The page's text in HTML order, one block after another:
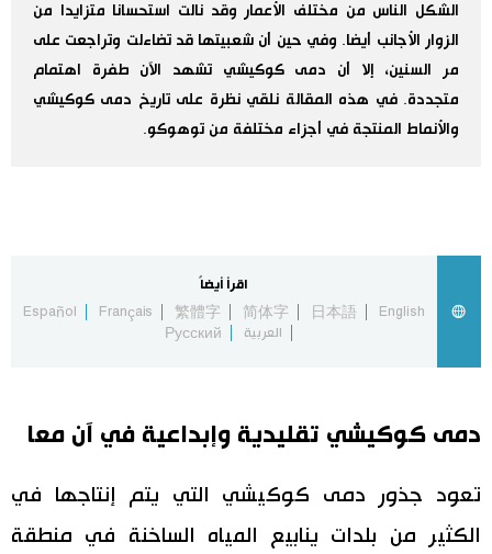
الأقسام
صور
أشخاص
سياسة
اقتصاد
ثقافة
لايف ستايل
الأكثر تفاعلا
اللغة اليابانية
المطبخ الياباني
الشكل الناس من مختلف الأعمار وقد نالت استحسانا متزايدا من
الزوار الأجانب أيضا. وفي حين أن شعبيتها قد تضاءلت وتراجعت على
مر السنين، إلا أن دمى كوكيشي تشهد الآن طفرة اهتمام
متجددة. في هذه المقالة نلقي نظرة على تاريخ دمى كوكيشي
والأنماط المنتجة في أجزاء مختلفة من توهوكو.
اقرأ أيضاً
English
日本語
简体字
繁體字
Français
Español
العربية
Русский
دمى كوكيشي تقليدية وإبداعية في آن معا
تعود جذور دمى كوكيشي التي يتم إنتاجها في
الكثير من بلدات ينابيع المياه الساخنة في منطقة